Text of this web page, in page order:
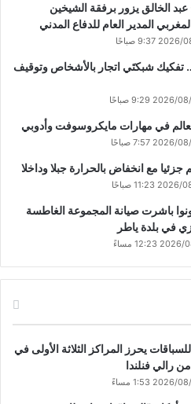
الخالق يزور برفقة الشيخين
المدير العام للدفاع المدني
تفكيك شبكتَي اتجار بالأشخاص وتوقيف
في مهارات مايكروسوفت وأدوبي
مع انخفاض بالحرارة جبلا وداخلا
باشرت صيانة المجموعة الغاطسة
في بلدة ياطر
يحرز المراكز الثلاثة الأولى في